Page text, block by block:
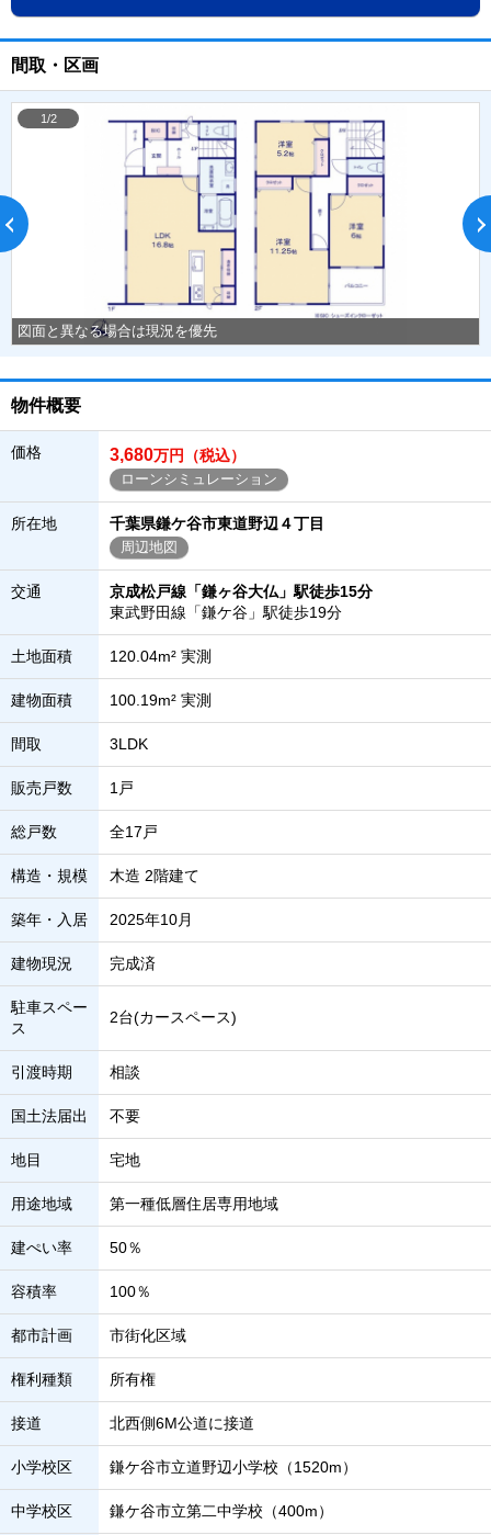
間取・区画
図面と異なる場合は現況を優先
1/2
物件概要
価格 3,680万円（税込）
ローンシミュレーション
所在地 千葉県鎌ケ谷市東道野辺４丁目
周辺地図
交通
京成松戸線「鎌ヶ谷大仏」駅徒歩15分
東武野田線「鎌ケ谷」駅徒歩19分
土地面積 120.04m² 実測
建物面積 100.19m² 実測
間取 3LDK
販売戸数 1戸
総戸数 全17戸
構造・規模 木造 2階建て
築年・入居 2025年10月
建物現況 完成済
駐車スペー
ス
2台(カースペース)
引渡時期 相談
国土法届出 不要
地目 宅地
用途地域 第一種低層住居専用地域
建ぺい率 50％
容積率 100％
都市計画 市街化区域
権利種類 所有権
接道 北西側6M公道に接道
小学校区 鎌ケ谷市立道野辺小学校（1520m）
中学校区 鎌ケ谷市立第二中学校（400m）